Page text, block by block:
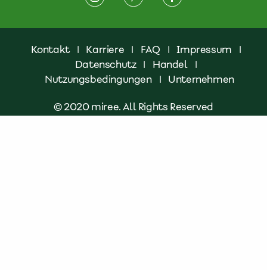
Kontakt | Karriere | FAQ | Impressum
|
Datenschutz | Handel
|
Nutzungsbedingungen
| Unternehmen
© 2020 miree. All Rights Reserved